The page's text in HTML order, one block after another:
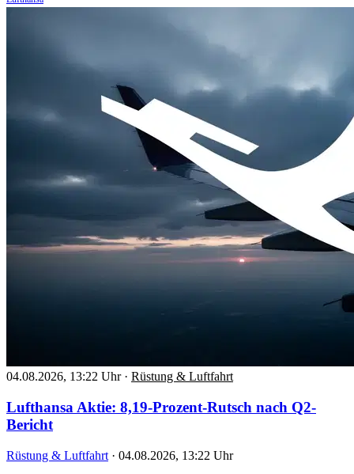
04.08.2026, 13:22 Uhr · Rüstung & Luftfahrt
Lufthansa Aktie: 8,19-Prozent-Rutsch nach Q2-
Bericht
Rüstung & Luftfahrt · 04.08.2026, 13:22 Uhr